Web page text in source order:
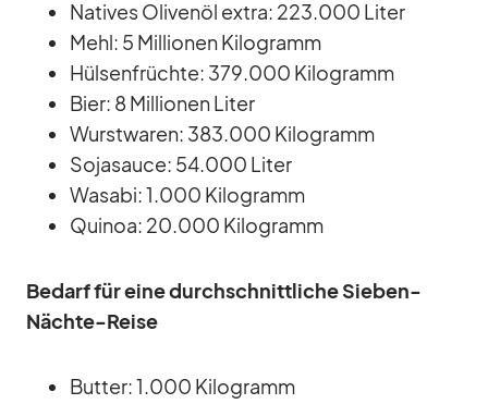
Na­ti­ves Oli­venöl ex­tra: 223.000 Li­ter
Mehl: 5 Mil­lio­nen Ki­lo­gramm
Hül­sen­früchte: 379.000 Ki­lo­gramm
Bier: 8 Mil­lio­nen Li­ter
Wurst­wa­ren: 383.000 Ki­lo­gramm
So­ja­sauce: 54.000 Li­ter
Wa­sabi: 1.000 Ki­lo­gramm
Qui­noa: 20.000 Ki­lo­gramm
Be­darf für eine durch­schnitt­li­che Sie­ben-
Nächte-Reise
But­ter: 1.000 Ki­lo­gramm